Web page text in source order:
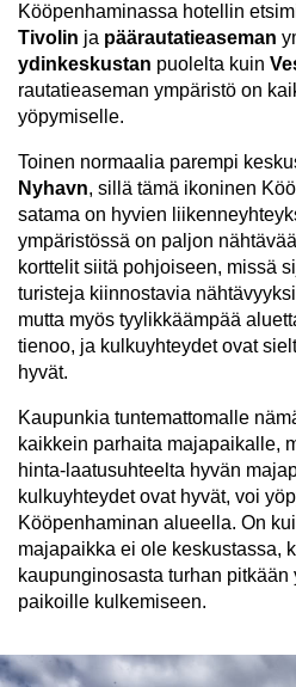
Kööpenhaminassa hotellin
Tivolin ja päärautatieaseman
ydinkeskustan puolelta kuin
rautatieaseman ympäristö on
yöpymiselle.
Toinen normaalia parempi
Nyhavn, sillä tämä ikoninen
satama on hyvien
ympäristössä on paljon
korttelit siitä pohjoiseen, missä
turisteja kiinnostavia
mutta myös tyylikkäämpää
tienoo, ja kulkuyhteydet ovat
hyvät.
Kaupunkia tuntemattomalle
kaikkein parhaita majapaikalle,
hinta-laatusuhteelta hyvän
kulkuyhteydet ovat hyvät, voi
Kööpenhaminan alueella. On
majapaikka ei ole keskustassa,
kaupunginosasta turhan
paikoille kulkemiseen.